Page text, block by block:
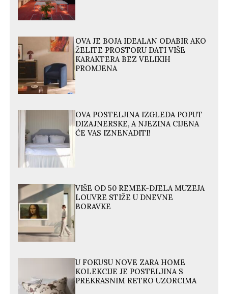
OVA JE BOJA IDEALAN ODABIR AKO
ŽELITE PROSTORU DATI VIŠE
KARAKTERA BEZ VELIKIH
PROMJENA
OVA POSTELJINA IZGLEDA POPUT
DIZAJNERSKE, A NJEZINA CIJENA
ĆE VAS IZNENADITI!
VIŠE OD 50 REMEK-DJELA MUZEJA
LOUVRE STIŽE U DNEVNE
BORAVKE
U FOKUSU NOVE ZARA HOME
KOLEKCIJE JE POSTELJINA S
PREKRASNIM RETRO UZORCIMA